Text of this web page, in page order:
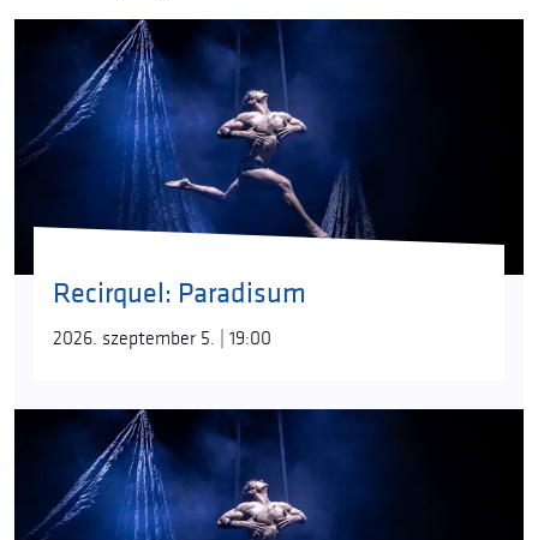
Recirquel: Paradisum
2026. szeptember 5. | 19:00